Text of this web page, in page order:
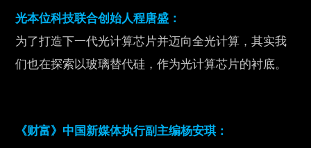
光本位科技联合创始人程唐盛：
为了打造下一代光计算芯片并迈向全光计算，其实我
们也在探索以玻璃替代硅，作为光计算芯片的衬底。
《财富》中国新媒体执行副主编杨安琪：